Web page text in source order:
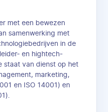
met een bewezen
samenwerking met
in de
en hightech-
staat van dienst op het
marketing,
en ISO 14001) en